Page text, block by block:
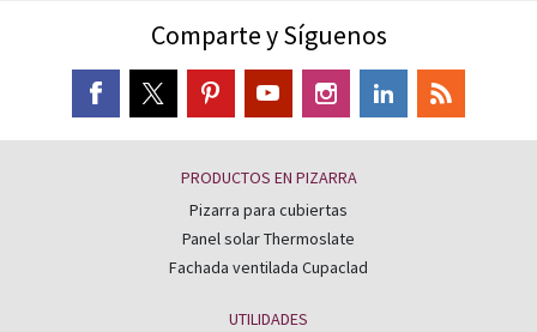
Comparte y Síguenos
PRODUCTOS EN PIZARRA
Pizarra para cubiertas
Panel solar Thermoslate
Fachada ventilada Cupaclad
UTILIDADES